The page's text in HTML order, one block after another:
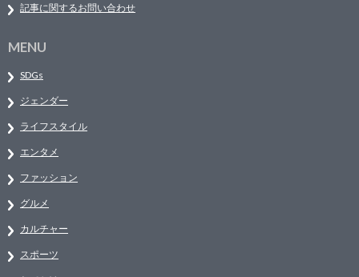
記事に関するお問い合わせ
MENU
SDGs
ジェンダー
ライフスタイル
エンタメ
ファッション
グルメ
カルチャー
スポーツ